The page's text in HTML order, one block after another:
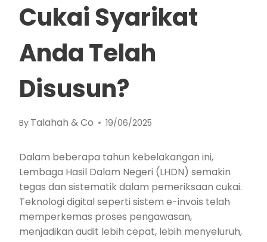
Cukai Syarikat
Anda Telah
Disusun?
By Talahah & Co 19/06/2025
Dalam beberapa tahun kebelakangan ini,
Lembaga Hasil Dalam Negeri (LHDN) semakin
tegas dan sistematik dalam pemeriksaan cukai.
Teknologi digital seperti sistem e-invois telah
memperkemas proses pengawasan,
menjadikan audit lebih cepat, lebih menyeluruh,